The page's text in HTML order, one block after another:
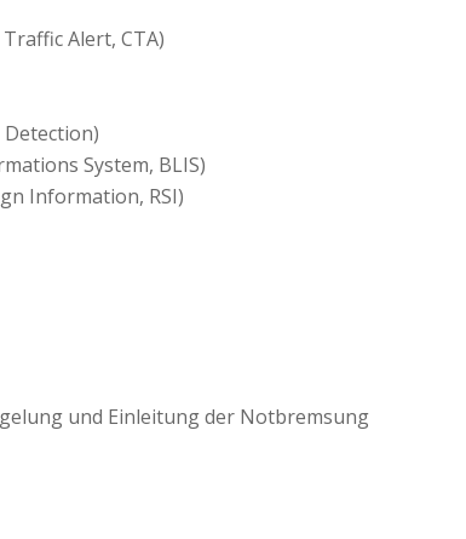
Alert, CTA)
System, BLIS)
Information, RSI)
und Einleitung der Notbremsung